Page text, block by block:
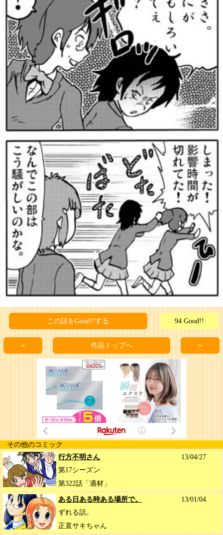
この話をGood!!する 94 Good!!
＜ 作品トップへ ＞
その他のコミック
行方不明さん
13/04/27
第17シーズン
第322話「適材」
ある日ある時ある場所で。
13/01/04
ずれる話。
正直サキちゃん